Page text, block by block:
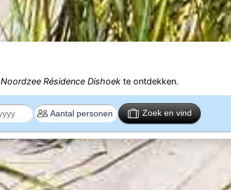
Noordzee Résidence Dishoekte ontdekken.
Zoek en vind